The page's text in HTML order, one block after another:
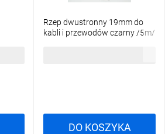
Rzep dwustronny 19mm do
kabli i przewodów czarny /5m/
DO KOSZYKA